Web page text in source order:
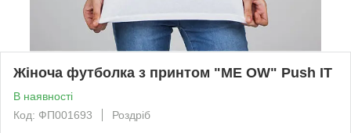
Жіноча футболка з принтом "ME OW" Push IT
В наявності
Код: ФП001693
Роздріб